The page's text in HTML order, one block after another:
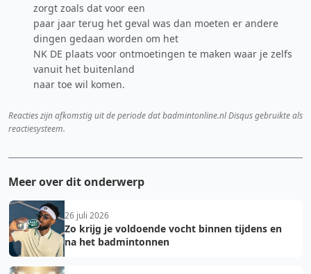
zorgt zoals dat voor een
paar jaar terug het geval was dan moeten er andere
dingen gedaan worden om het
NK DE plaats voor ontmoetingen te maken waar je zelfs
vanuit het buitenland
naar toe wil komen.
Reacties zijn afkomstig uit de periode dat badmintonline.nl Disqus gebruikte als
reactiesysteem.
Meer over dit onderwerp
26 juli 2026
Zo krijg je voldoende vocht binnen tijdens en
na het badmintonnen